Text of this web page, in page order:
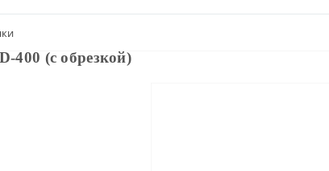
400 (с обрезкой)